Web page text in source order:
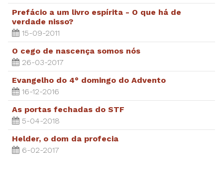
Prefácio a um livro espírita - O que há de
verdade nisso?
15-09-2011
O cego de nascença somos nós
26-03-2017
Evangelho do 4° domingo do Advento
16-12-2016
As portas fechadas do STF
5-04-2018
Helder, o dom da profecia
6-02-2017